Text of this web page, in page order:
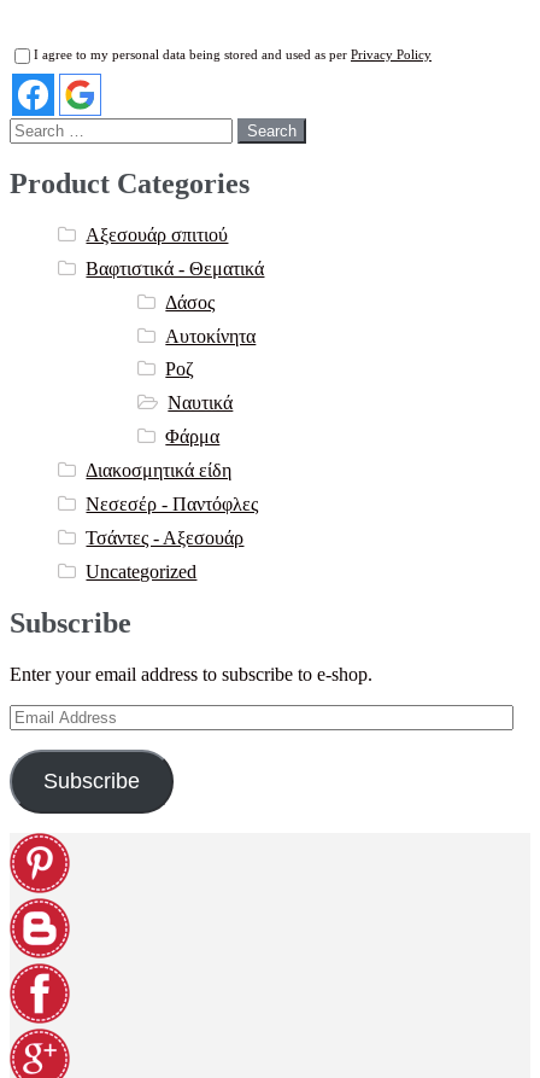
I agree to my personal data being stored and used as per Privacy Policy
Search
for:
Product Categories
Αξεσουάρ σπιτιού
Βαφτιστικά - Θεματικά
Δάσος
Αυτοκίνητα
Ροζ
Ναυτικά
Φάρμα
Διακοσμητικά είδη
Νεσεσέρ - Παντόφλες
Τσάντες - Αξεσουάρ
Uncategorized
Subscribe
Enter your email address to subscribe to e-shop.
Email
Address
Subscribe